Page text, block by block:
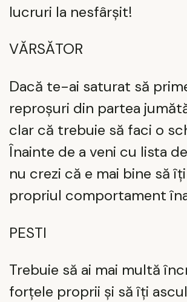
lucruri la nesfârșit!
VĂRSĂTOR
Dacă te-ai saturat să
reproșuri din partea
clar că trebuie să faci o
Înainte de a veni cu lista
nu crezi că e mai bine să
propriul comportament
PESTI
Trebuie să ai mai multă
forțele proprii și să îți